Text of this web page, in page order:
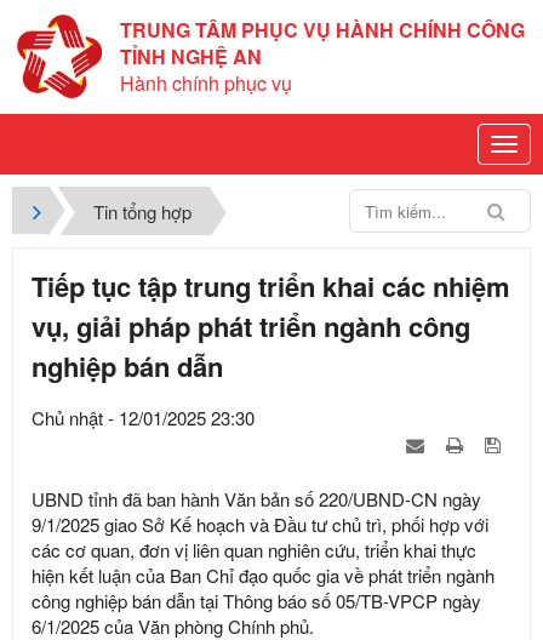
TRUNG TÂM PHỤC VỤ HÀNH CHÍNH CÔNG
TỈNH NGHỆ AN
Hành chính phục vụ
Tin tổng hợp
Tiếp tục tập trung triển khai các nhiệm
vụ, giải pháp phát triển ngành công
nghiệp bán dẫn
Chủ nhật - 12/01/2025 23:30
UBND tỉnh đã ban hành Văn bản số 220/UBND-CN ngày
9/1/2025 giao Sở Kế hoạch và Đầu tư chủ trì, phối hợp với
các cơ quan, đơn vị liên quan nghiên cứu, triển khai thực
hiện kết luận của Ban Chỉ đạo quốc gia về phát triển ngành
công nghiệp bán dẫn tại Thông báo số 05/TB-VPCP ngày
6/1/2025 của Văn phòng Chính phủ.